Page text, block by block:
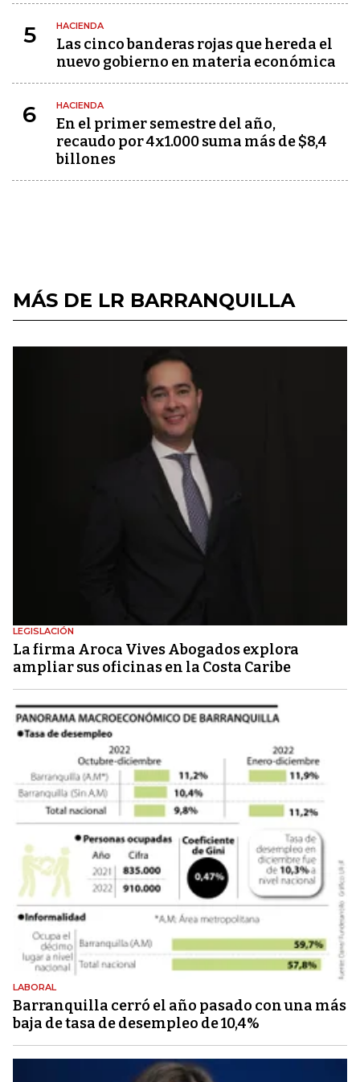
5 HACIENDA
Las cinco banderas rojas que hereda el
nuevo gobierno en materia económica
6 HACIENDA
En el primer semestre del año,
recaudo por 4x1.000 suma más de $8,4
billones
MÁS DE LR BARRANQUILLA
LEGISLACIÓN
La firma Aroca Vives Abogados explora
ampliar sus oficinas en la Costa Caribe
LABORAL
Barranquilla cerró el año pasado con una más
baja de tasa de desempleo de 10,4%